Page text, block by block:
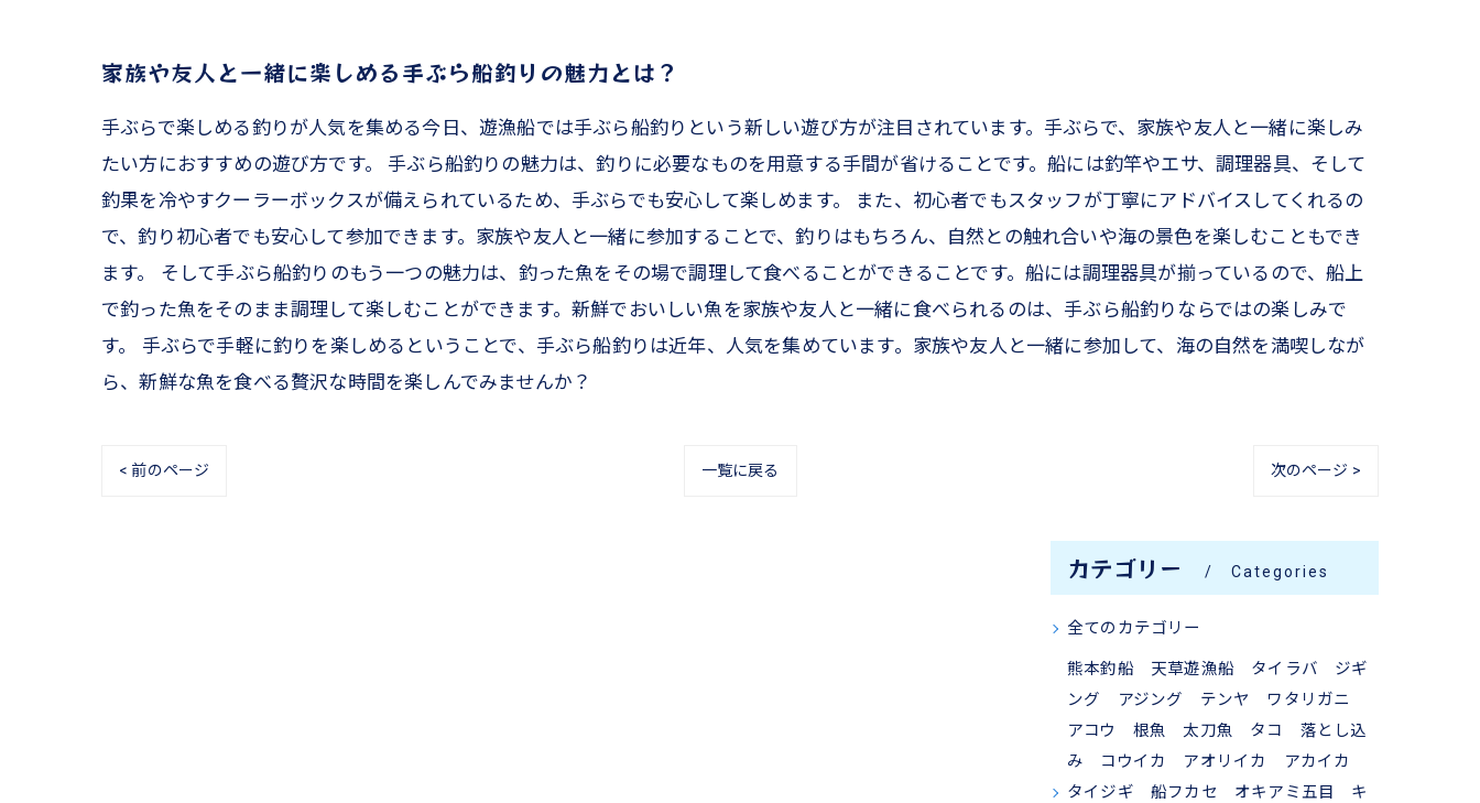
家族や友人と一緒に楽しめる手ぶら船釣りの魅力とは？
手ぶらで楽しめる釣りが人気を集める今日、遊漁船では手ぶら船釣りという新しい遊び方が注目されています。手ぶらで、家族や友人と一緒に楽しみ
たい方におすすめの遊び方です。 手ぶら船釣りの魅力は、釣りに必要なものを用意する手間が省けることです。船には釣竿やエサ、調理器具、そして
釣果を冷やすクーラーボックスが備えられているため、手ぶらでも安心して楽しめます。 また、初心者でもスタッフが丁寧にアドバイスしてくれるの
で、釣り初心者でも安心して参加できます。家族や友人と一緒に参加することで、釣りはもちろん、自然との触れ合いや海の景色を楽しむこともでき
ます。 そして手ぶら船釣りのもう一つの魅力は、釣った魚をその場で調理して食べることができることです。船には調理器具が揃っているので、船上
で釣った魚をそのまま調理して楽しむことができます。新鮮でおいしい魚を家族や友人と一緒に食べられるのは、手ぶら船釣りならではの楽しみで
す。 手ぶらで手軽に釣りを楽しめるということで、手ぶら船釣りは近年、人気を集めています。家族や友人と一緒に参加して、海の自然を満喫しなが
ら、新鮮な魚を食べる贅沢な時間を楽しんでみませんか？
< 前のページ 一覧に戻る 次のページ >
カテゴリー Categories
全てのカテゴリー
熊本釣船 天草遊漁船 タイラバ ジギ
ング アジング テンヤ ワタリガニ
アコウ 根魚 太刀魚 タコ 落とし込
み コウイカ アオリイカ アカイカ
タイジギ 船フカセ オキアミ五目 キ